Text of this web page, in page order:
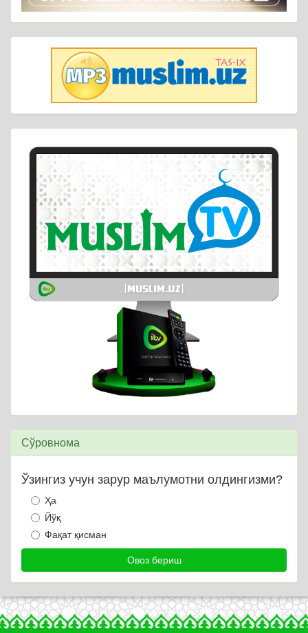
Сўровнома
Ўзингиз учун зарур маълумотни олдингизми?
Ҳа
Йўқ
Фақат қисман